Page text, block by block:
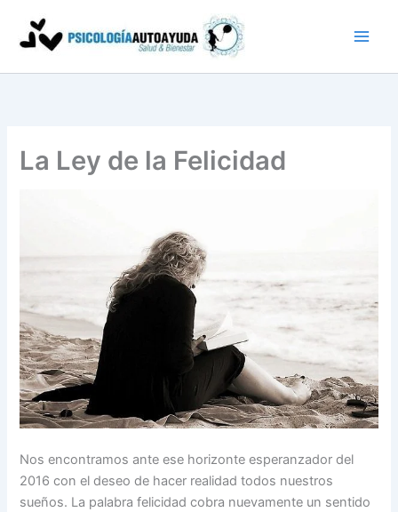
contenido
La Ley de la Felicidad
Nos encontramos ante ese horizonte esperanzador del
2016 con el deseo de hacer realidad todos nuestros
sueños. La palabra felicidad cobra nuevamente un sentido